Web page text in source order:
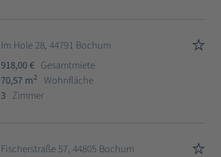
Im Hole 28, 44791 Bochum
918,00 € Gesamtmiete
70,57 m2
Wohnfläche
3 Zimmer
Fischerstraße 57, 44805 Bochum